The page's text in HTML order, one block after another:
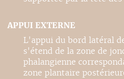
APPUI EXTERNE
L'appui du bord latéral
s'étend de la zone de
phalangienne
zone plantaire